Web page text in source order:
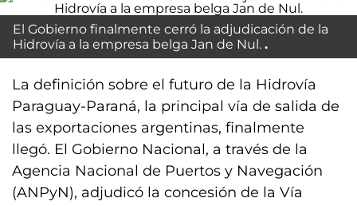
El Gobierno finalmente cerró la adjudicación de la
Hidrovía a la empresa belga Jan de Nul.
La definición sobre el futuro de la Hidrovía
Paraguay-Paraná, la principal vía de salida de
las exportaciones argentinas, finalmente
llegó. El Gobierno Nacional, a través de la
Agencia Nacional de Puertos y Navegación
(ANPyN), adjudicó la concesión de la Vía